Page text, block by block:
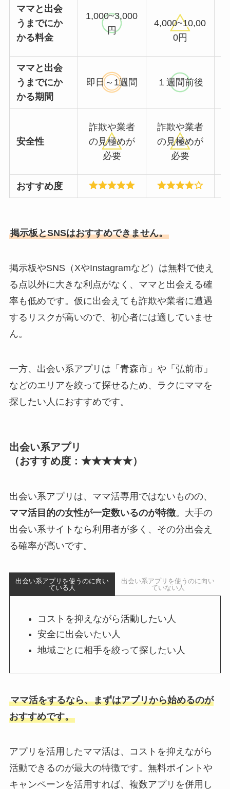
ママと出会
うまでにか
かる料金
1,000~3,000
円
4,000~10,00
0円
ママと出会
うまでにか
かる期間
即日～1週間 １週間前後
安全性
詐欺や業者
の見極めが
必要
詐欺や業者
の見極めが
必要
おすすめ度
掲示板とSNSはおすすめできません。
掲示板やSNS（XやInstagramなど）は無料で使え
る点以外に大きな利点がなく、ママと出会える確
率も低めです。仮に出会えても詐欺や業者に遭遇
するリスクが高いので、初心者には適していませ
ん。
一方、出会い系アプリは「青森市」や「弘前市」
などのエリアを絞って探せるため、ラクにママを
探したい人におすすめです。
出会い系アプリ
（おすすめ度：★★★★★）
出会い系アプリは、ママ活専用ではないものの、
ママ活目的の女性が一定数いるのが特徴。大手の
出会い系サイトなら利用者が多く、その分出会え
る確率が高いです。
出会い系アプリを使うのに向い
ている人
出会い系アプリを使うのに向い
ていない人
コストを抑えながら活動したい人
安全に出会いたい人
地域ごとに相手を絞って探したい人
ママ活をするなら、まずはアプリから始めるのが
おすすめです。
アプリを活用したママ活は、コストを抑えながら
活動できるのが最大の特徴です。無料ポイントや
キャンペーンを活用すれば、複数アプリを併用し